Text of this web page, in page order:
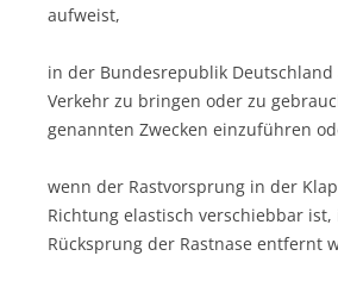
aufweist,
in der Bundesrepublik
Verkehr zu bringen oder zu
genannten Zwecken einzuführen
wenn der Rastvorsprung in der
Richtung elastisch verschiebbar
Rücksprung der Rastnase entfernt